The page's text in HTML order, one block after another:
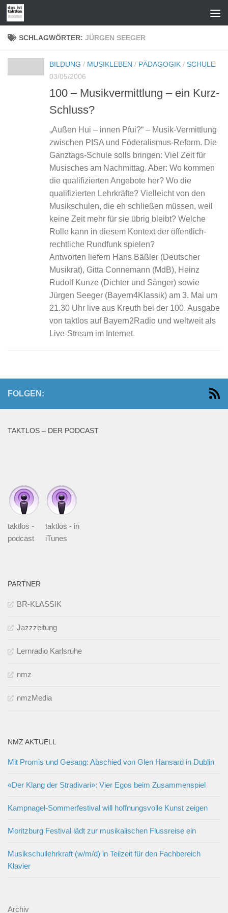
Zum Inhalt springen
SCHLAGWÖRTER: JÜRGEN SEEGER
BILDUNG / MUSIKLEBEN / PÄDAGOGIK / SCHULE
03/05/2006
100 – Musikvermittlung – ein Kurz-
Schluss?
„Außen Hui – innen Pfui?“ – Musik-Vermittlung
zwischen PISA und Föderalismus-Reform. Die
Ganztags-Schule solls bringen: Viel Zeit für
Musisches am Nachmittag. Aber: Wo kommen
die qualifizierten Angebote her? Wo die
qualifizierten Lehrkräfte? Vielleicht von den
Musikschulen, die eh schließen müssen, weil
keine Zeit mehr für sie übrig bleibt? Welche
Rolle kann in diesem Kontext der öffentlich-
rechtliche Rundfunk spielen?
Antworten liefern Hans Bäßler (Deutscher
Musikrat), Gitta Connemann (MdB), Heinz
Rudolf Kunze (Dichter und Sänger) sowie
Jürgen Seeger (Bayern4Klassik) am 3. Mai um
21.30 Uhr live aus Kreuth bei der 100. Ausgabe
von taktlos auf Bayern2Radio und weltweit als
Live-Stream im Internet.
FOLGEN:
TAKTLOS – DER PODCAST
taktlos -
podcast
taktlos - in
iTunes
PARTNER
BR-KLASSIK
Jazzzeitung
Lernradio Karlsruhe
nmz
nmzMedia
NMZ AKTUELL
Mit Promis und Gesang: Abschied von Glen Hansard in Dublin
«Der Klang der Stradivari»: Vier Egos beim Zusammenspiel
Kampnagel-Sommerfestival will hoffnungsvolle Kunst zeigen
Moritzburg Festival lädt zur musikalischen Flussreise ein
Musikschullehrkraft (w/m/d) in Teilzeit für den Fachbereich
Klavier
Archiv